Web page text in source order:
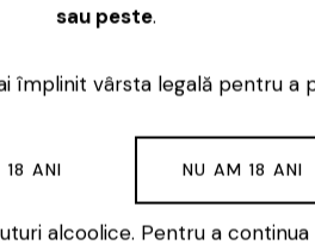
Luni –
sau peste.
împlinit vârsta legală pentru a
18 ANI NU AM 18 ANI
alcoolice. Pentru a